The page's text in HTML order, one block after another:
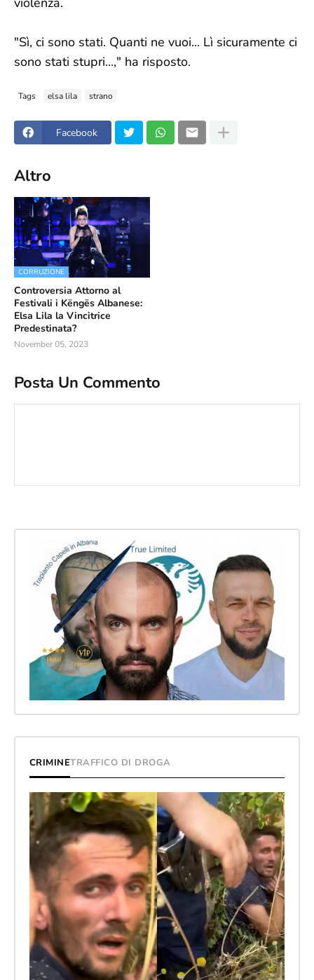
"Sì, ci sono stati. Quanti ne vuoi... Lì sicuramente ci
sono stati stupri...," ha risposto.
Tags elsa lila strano
Facebook
Altro
CORRUZIONE
Controversia Attorno al
Festivali i Këngës Albanese:
Elsa Lila la Vincitrice
Predestinata?
November 05, 2023
Posta Un Commento
CRIMINETRAFFICO DI DROGA